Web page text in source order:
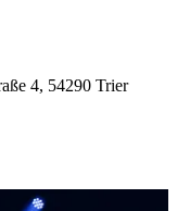
4, 54290 Trier